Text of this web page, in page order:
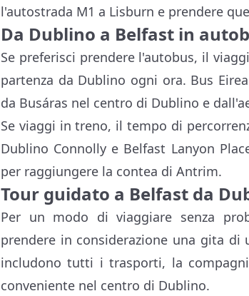
l'autostrada M1 a Lisburn e prendere
Da Dublino a Belfast in
Se preferisci prendere l'autobus, il
partenza da Dublino ogni ora. Bus
da Busáras nel centro di Dublino e
Se viaggi in treno, il tempo di
Dublino Connolly e Belfast Lanyon
per raggiungere la contea di Antrim.
Tour guidato a Belfast da
Per un modo di viaggiare senza
prendere in considerazione una gita
includono tutti i trasporti, la
conveniente nel centro di Dublino.